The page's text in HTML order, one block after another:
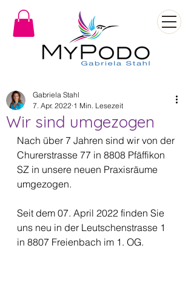
Wir sind umgezogen
Gabriela Stahl
7. Apr. 2022 1 Min. Lesezeit
Nach über 7 Jahren sind wir von der
Churerstrasse 77 in 8808 Pfäffikon
SZ in unsere neuen Praxisräume
umgezogen.
Seit dem 07. April 2022 finden Sie
uns neu in der Leutschenstrasse 1
in 8807 Freienbach im 1. OG.